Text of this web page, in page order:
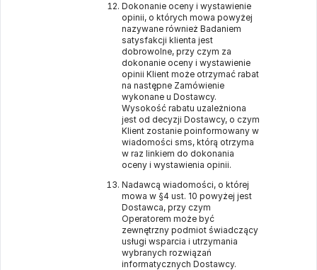
Dokonanie oceny i wystawienie
opinii, o których mowa powyżej
nazywane również Badaniem
satysfakcji klienta jest
dobrowolne, przy czym za
dokonanie oceny i wystawienie
opinii Klient może otrzymać rabat
na następne Zamówienie
wykonane u Dostawcy.
Wysokość rabatu uzależniona
jest od decyzji Dostawcy, o czym
Klient zostanie poinformowany w
wiadomości sms, którą otrzyma
w raz linkiem do dokonania
oceny i wystawienia opinii.
Nadawcą wiadomości, o której
mowa w §4 ust. 10 powyżej jest
Dostawca, przy czym
Operatorem może być
zewnętrzny podmiot świadczący
usługi wsparcia i utrzymania
wybranych rozwiązań
informatycznych Dostawcy.